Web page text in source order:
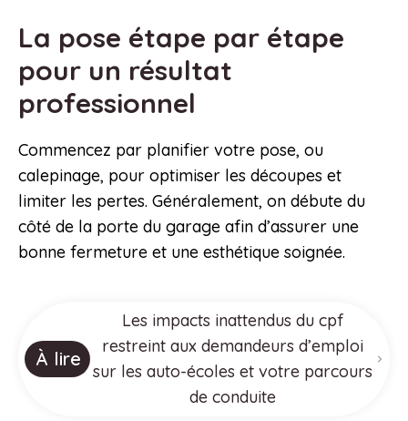
La pose étape par étape
pour un résultat
professionnel
Commencez par planifier votre pose, ou
calepinage, pour optimiser les découpes et
limiter les pertes. Généralement, on débute du
côté de la porte du garage afin d’assurer une
bonne fermeture et une esthétique soignée.
À lire
Les impacts inattendus du cpf
restreint aux demandeurs d’emploi
sur les auto-écoles et votre parcours
de conduite